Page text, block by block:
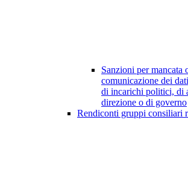
Sanzioni per mancata
comunicazione dei
di incarichi politici, di
direzione o di governo
Rendiconti gruppi consiliari